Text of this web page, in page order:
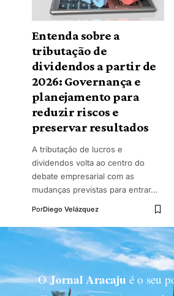
Entenda sobre a
tributação de
dividendos a partir de
2026: Governança e
planejamento para
reduzir riscos e
preservar resultados
A tributação de lucros e
dividendos volta ao centro do
debate empresarial com as
mudanças previstas para entrar…
PorDiego Velázquez
OJornal Aracaju é o seu